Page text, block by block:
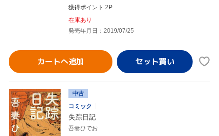
獲得ポイント 2P
在庫あり
発売年月日：2019/07/25
カートへ追加
中古
コミック
失踪日記
吾妻ひでお